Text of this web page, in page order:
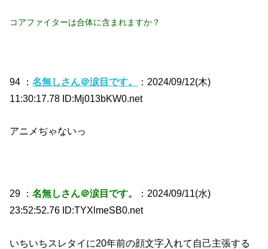
コアファイターは合体に含まれますか？
94 ：名無しさん＠涙目です。
：2024/09/12(木)
11:30:17.78 ID:Mj013bKW0.net
アニメぢゃないっ
29 ：名無しさん＠涙目です。
：2024/09/11(水)
23:52:52.76 ID:TYXlmeSB0.net
いちいちスレタイに20年前の顔文字入れて自己主張する